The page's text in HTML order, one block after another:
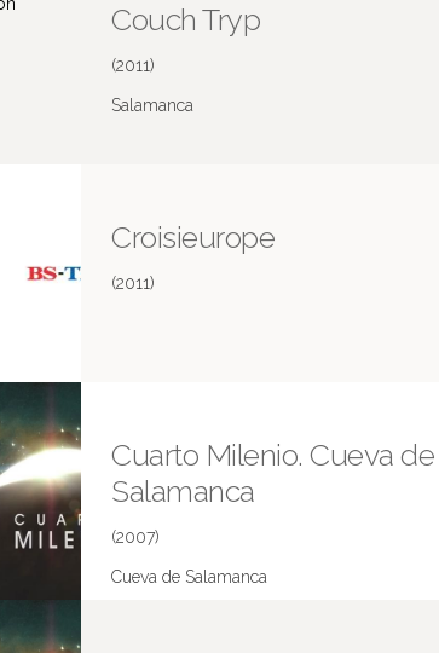
Couch Tryp
(2011)
Salamanca
Croisieurope
(2011)
Cuarto Milenio. Cueva de
Salamanca
(2007)
Cueva de Salamanca